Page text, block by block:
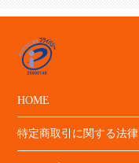
HOME
特定商取引に関する法